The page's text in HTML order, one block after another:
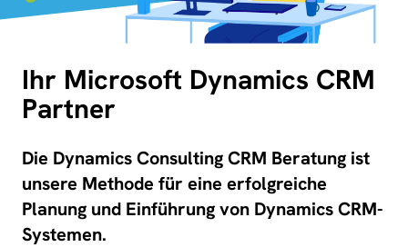
Ihr Microsoft Dynamics CRM
Partner
Die Dynamics Consulting CRM Beratung ist
unsere Methode für eine erfolgreiche
Planung und Einführung von Dynamics CRM-
Systemen.